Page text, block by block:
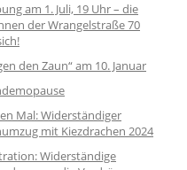
am 1. Juli, 19 Uhr – die
der Wrangelstraße 70
den Zaun“ am 10. Januar
Mal: Widerständiger
mit Kiezdrachen 2024
Widerständige